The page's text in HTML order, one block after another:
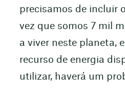
precisamos de incluir
vez que somos 7 mil
a viver neste planeta,
recurso de energia
utilizar, haverá um